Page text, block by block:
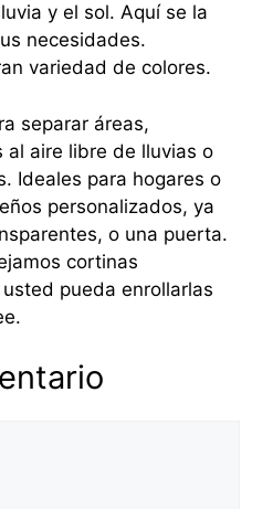
y el sol. Aquí se la
necesidades.
variedad de colores.
separar áreas,
al aire libre de lluvias o
Ideales para hogares o
personalizados, ya
o una puerta.
cortinas
pueda enrollarlas